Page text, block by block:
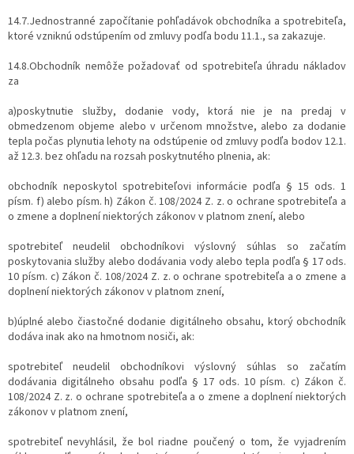
14.7.Jednostranné započítanie pohľadávok obchodníka a spotrebiteľa,
ktoré vzniknú odstúpením od zmluvy podľa bodu 11.1., sa zakazuje.
14.8.Obchodník nemôže požadovať od spotrebiteľa úhradu nákladov
za
a)poskytnutie služby, dodanie vody, ktorá nie je na predaj v
obmedzenom objeme alebo v určenom množstve, alebo za dodanie
tepla počas plynutia lehoty na odstúpenie od zmluvy podľa bodov 12.1.
až 12.3. bez ohľadu na rozsah poskytnutého plnenia, ak:
obchodník neposkytol spotrebiteľovi informácie podľa § 15 ods. 1
písm. f) alebo písm. h) Zákon č. 108/2024 Z. z. o ochrane spotrebiteľa a
o zmene a doplnení niektorých zákonov v platnom znení, alebo
spotrebiteľ neudelil obchodníkovi výslovný súhlas so začatím
poskytovania služby alebo dodávania vody alebo tepla podľa § 17 ods.
10 písm. c) Zákon č. 108/2024 Z. z. o ochrane spotrebiteľa a o zmene a
doplnení niektorých zákonov v platnom znení,
b)úplné alebo čiastočné dodanie digitálneho obsahu, ktorý obchodník
dodáva inak ako na hmotnom nosiči, ak:
spotrebiteľ neudelil obchodníkovi výslovný súhlas so začatím
dodávania digitálneho obsahu podľa § 17 ods. 10 písm. c) Zákon č.
108/2024 Z. z. o ochrane spotrebiteľa a o zmene a doplnení niektorých
zákonov v platnom znení,
spotrebiteľ nevyhlásil, že bol riadne poučený o tom, že vyjadrením